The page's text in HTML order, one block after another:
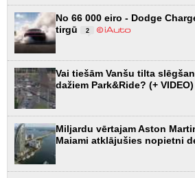
No 66 000 eiro - Dodge
tirgū
2
Vai tiešām Vanšu tilta
dažiem Park&Ride? (+ VIDEO)
Miljardu vērtajam Aston
Maiami atklājušies nopietni